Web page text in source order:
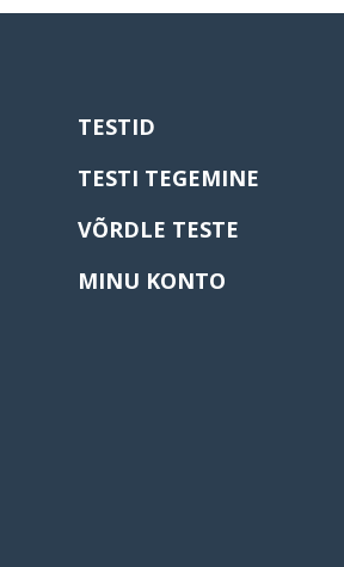
TESTID
TESTI TEGEMINE
VÕRDLE TESTE
MINU KONTO